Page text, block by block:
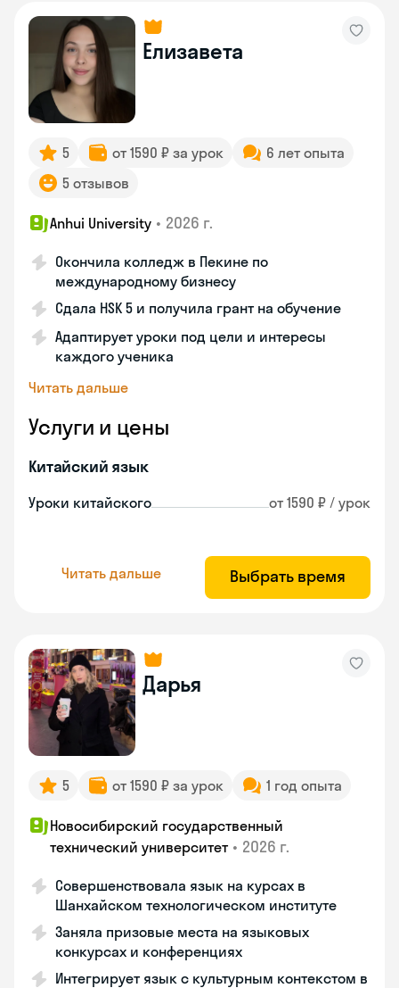
Елизавета
5 от 1590 ₽ за урок
6 лет опыта
5 отзывов
Anhui University • 2026 г.
Окончила колледж в Пекине по
международному бизнесу
Сдала HSK 5 и получила грант на обучение
Адаптирует уроки под цели и интересы
каждого ученика
Читать дальше
Услуги и цены
Китайский язык
Уроки китайского от 1590 ₽ / урок
Читать дальше Выбрать время
Дарья
5 от 1590 ₽ за урок 1 год опыта
Новосибирский государственный
технический университет • 2026 г.
Совершенствовала язык на курсах в
Шанхайском технологическом институте
Заняла призовые места на языковых
конкурсах и конференциях
Интегрирует язык с культурным контекстом в